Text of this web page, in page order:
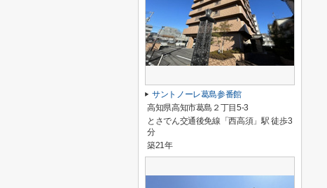
サントノーレ葛島参番館
高知県高知市葛島２丁目5-3
とさでん交通後免線「西高須」駅 徒歩3
分
築21年